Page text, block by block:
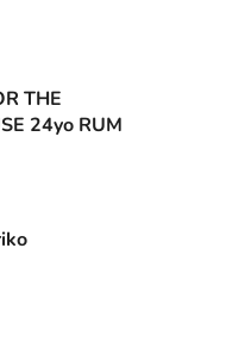
THE
24yo RUM